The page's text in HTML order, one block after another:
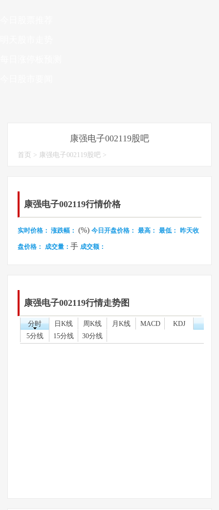
康强电子002119股吧
首页 > 康强电子002119股吧 >
康强电子002119行情价格
实时价格： 涨跌幅： (%) 今日开盘价格： 最高： 最低： 昨天收
盘价格： 成交量： 手 成交额：
康强电子002119行情走势图
分时 日K线 周K线 月K线 MACD
KDJ
5分线
15分线 30分线